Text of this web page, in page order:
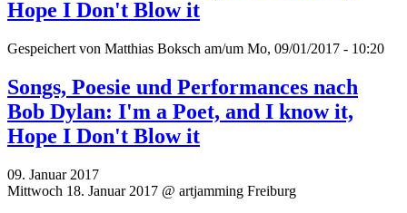
Hope I Don't Blow it
Gespeichert von Matthias Boksch am/um Mo, 09/01/2017 - 10:20
Songs, Poesie und Performances nach
Bob Dylan: I'm a Poet, and I know it,
Hope I Don't Blow it
09. Januar 2017
Mittwoch 18. Januar 2017 @ artjamming Freiburg